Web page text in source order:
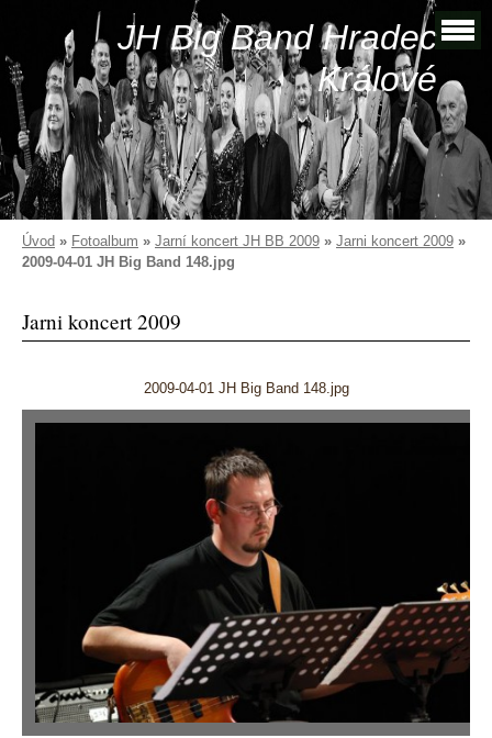
JH Big Band Hradec
Králové
Úvod » Fotoalbum » Jarní koncert JH BB 2009 » Jarni koncert 2009 »
2009-04-01 JH Big Band 148.jpg
Jarni koncert 2009
2009-04-01 JH Big Band 148.jpg